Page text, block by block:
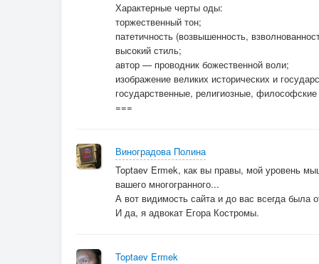
Характерные черты оды:
торжественный тон;
патетичность (возвышенность,
высокий стиль;
автор — проводник божественной воли;
изображение великих исторических и
государственные, религиозные,
===
Виноградова Полина
Toptaev Ermek, как вы правы, мой уровень
вашего многогранного...
А вот видимость сайта и до вас всегда была
И да, я адвокат Егора Костромы.
Toptaev Ermek